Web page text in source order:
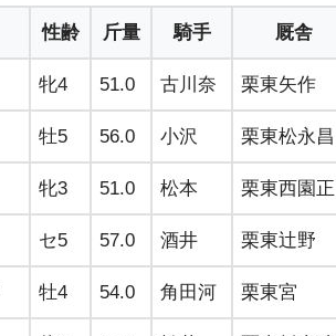
性齢 斤量 騎手 厩舎
牝4 51.0 古川奈 栗東矢作
牡5 56.0 小沢 栗東松永昌
牝3 51.0 松本 栗東西園正
セ5 57.0 酒井 栗東辻野
牡4 54.0 角田河 栗東宮